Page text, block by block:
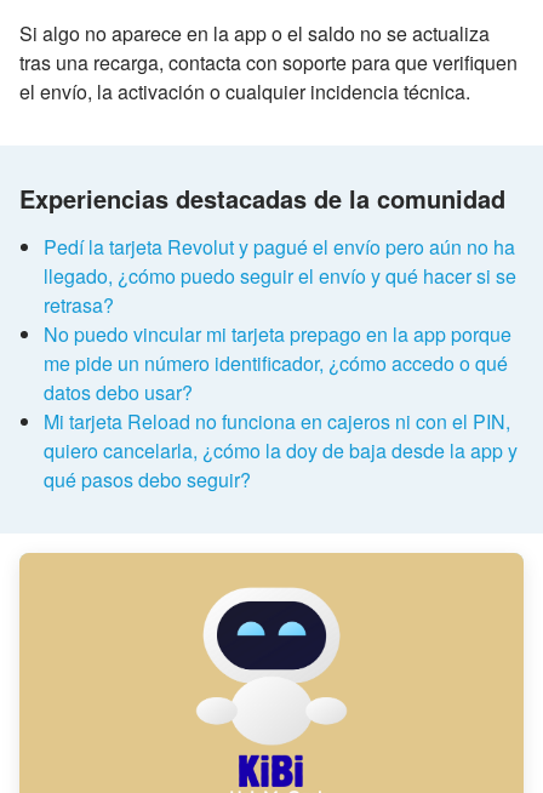
Si algo no aparece en la app o el saldo no se actualiza
tras una recarga, contacta con soporte para que verifiquen
el envío, la activación o cualquier incidencia técnica.
Experiencias destacadas de la comunidad
Pedí la tarjeta Revolut y pagué el envío pero aún no ha
llegado, ¿cómo puedo seguir el envío y qué hacer si se
retrasa?
No puedo vincular mi tarjeta prepago en la app porque
me pide un número identificador, ¿cómo accedo o qué
datos debo usar?
Mi tarjeta Reload no funciona en cajeros ni con el PIN,
quiero cancelarla, ¿cómo la doy de baja desde la app y
qué pasos debo seguir?